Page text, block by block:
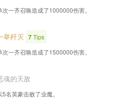
次一齐召唤造成了1000000伤害。
举歼灭 7Tips
次一齐召唤造成了1500000伤害。
魂的天敌
5名英豪击败了业魔。